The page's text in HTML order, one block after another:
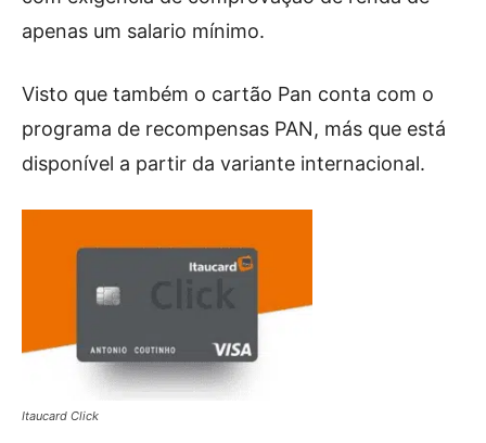
apenas um salario mínimo.
Visto que também o cartão Pan conta com o
programa de recompensas PAN, más que está
disponível a partir da variante internacional.
Itaucard Click